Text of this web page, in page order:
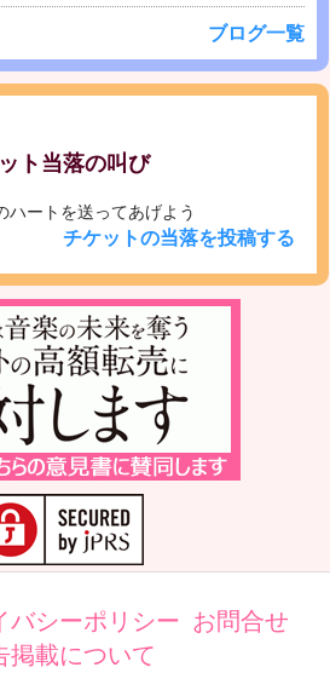
ブログ一覧
ト当落の叫び
ートを送ってあげよう
チケットの当落を投稿する
バシーポリシー お問合せ
掲載について